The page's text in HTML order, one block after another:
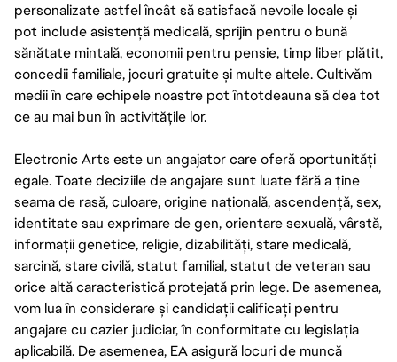
personalizate astfel încât să satisfacă nevoile locale și
pot include asistență medicală, sprijin pentru o bună
sănătate mintală, economii pentru pensie, timp liber plătit,
concedii familiale, jocuri gratuite și multe altele. Cultivăm
medii în care echipele noastre pot întotdeauna să dea tot
ce au mai bun în activitățile lor.
Electronic Arts este un angajator care oferă oportunități
egale. Toate deciziile de angajare sunt luate fără a ține
seama de rasă, culoare, origine națională, ascendență, sex,
identitate sau exprimare de gen, orientare sexuală, vârstă,
informații genetice, religie, dizabilități, stare medicală,
sarcină, stare civilă, statut familial, statut de veteran sau
orice altă caracteristică protejată prin lege. De asemenea,
vom lua în considerare și candidații calificați pentru
angajare cu cazier judiciar, în conformitate cu legislația
aplicabilă. De asemenea, EA asigură locuri de muncă